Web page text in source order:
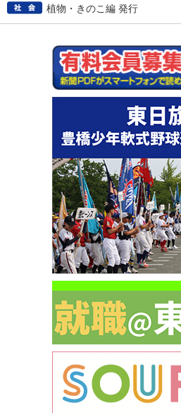
植物・きのこ編 発行